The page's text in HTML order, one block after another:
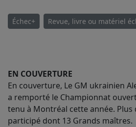
Échec+ Revue, livre ou matériel
EN COUVERTURE
En couverture, Le GM ukrainien
a remporté le Championnat
tenu à Montréal cette année. Plus
participé dont 13 Grands maîtres.